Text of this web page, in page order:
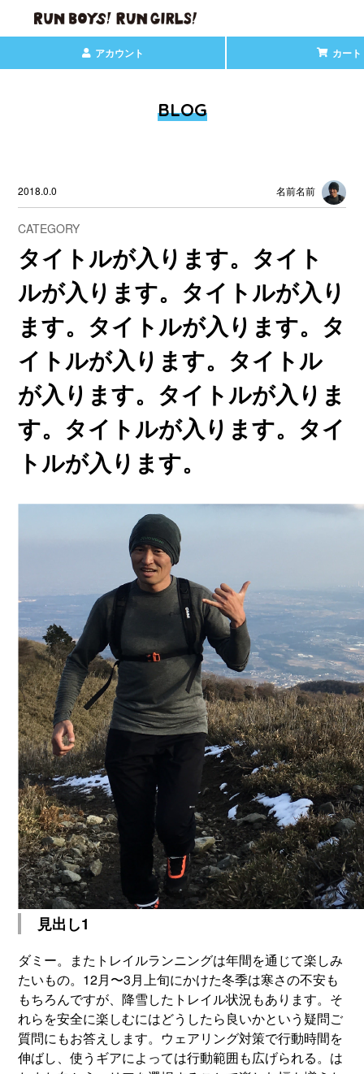
アカウント カート
BLOG
2018.0.0 名前名前
CATEGORY
タイトルが入ります。タイト
ルが入ります。タイトルが入り
ます。タイトルが入ります。タ
イトルが入ります。タイトル
が入ります。タイトルが入りま
す。タイトルが入ります。タイ
トルが入ります。
見出し1
ダミー。またトレイルランニングは年間を通じて楽しみ
たいもの。12月〜3月上旬にかけた冬季は寒さの不安も
もちろんですが、降雪したトレイル状況もあります。そ
れらを安全に楽しむにはどうしたら良いかという疑問ご
質問にもお答えします。ウェアリング対策で行動時間を
伸ばし、使うギアによっては行動範囲も広げられる。は